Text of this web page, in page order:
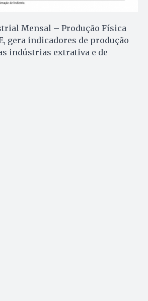
Mensal – Produção Física
gera indicadores de produção
indústrias extrativa e de